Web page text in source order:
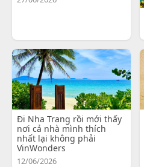
Đi Nha Trang rồi mới thấy
nơi cả nhà mình thích
nhất lại không phải
VinWonders
12/06/2026